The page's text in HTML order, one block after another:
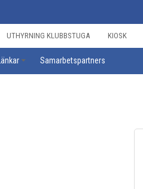
UTHYRNING KLUBBSTUGA KIOSK
Länkar Samarbetspartners